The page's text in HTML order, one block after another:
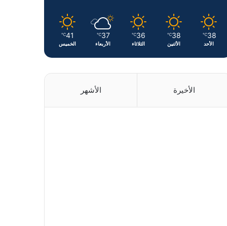
38
℃
الأحد
38
℃
الأثنين
36
℃
الثلاثاء
37
℃
الأربعاء
41
℃
الخميس
الأخيرة الأشهر